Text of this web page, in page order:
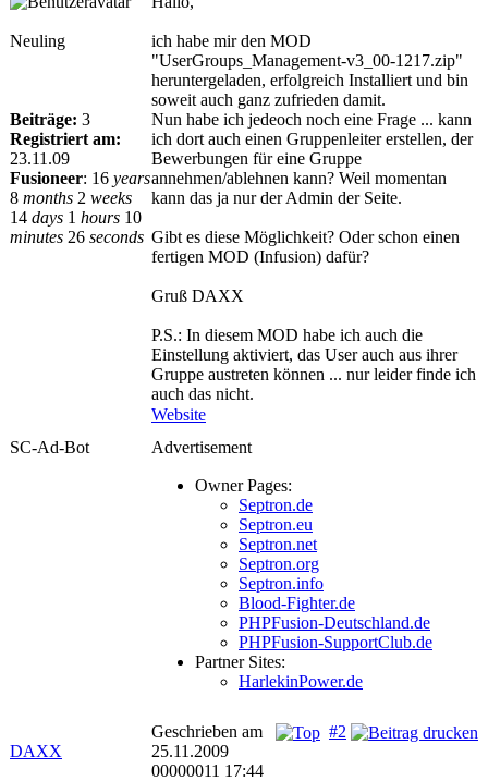
Neuling
Beiträge: 3
Registriert am:
23.11.09
Fusioneer: 16 years
8 months 2 weeks
14 days 1 hours 10
minutes 26 seconds
ich habe mir den MOD
"UserGroups_Management-v3_00-1217.zip"
heruntergeladen, erfolgreich Installiert und bin
soweit auch ganz zufrieden damit.
Nun habe ich jedeoch noch eine Frage ... kann
ich dort auch einen Gruppenleiter erstellen, der
Bewerbungen für eine Gruppe
annehmen/ablehnen kann? Weil momentan
kann das ja nur der Admin der Seite.
Gibt es diese Möglichkeit? Oder schon einen
fertigen MOD (Infusion) dafür?
Gruß DAXX
P.S.: In diesem MOD habe ich auch die
Einstellung aktiviert, das User auch aus ihrer
Gruppe austreten können ... nur leider finde ich
auch das nicht.
Website
SC-Ad-Bot
Advertisement
Owner Pages:
Septron.de
Septron.eu
Septron.net
Septron.org
Septron.info
Blood-Fighter.de
PHPFusion-Deutschland.de
PHPFusion-SupportClub.de
Partner Sites:
HarlekinPower.de
DAXX
#2
Geschrieben am
25.11.2009
00000011 17:44